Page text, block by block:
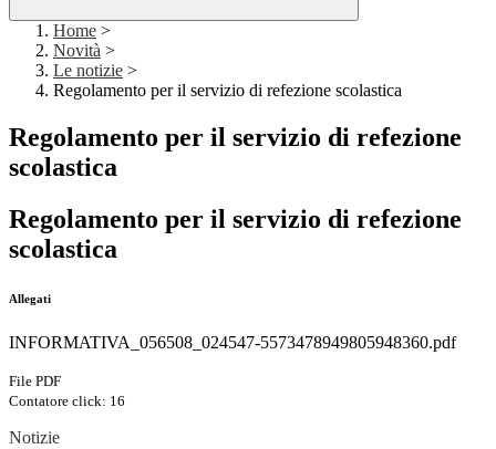
Home >
Novità >
Le notizie >
Regolamento per il servizio di refezione scolastica
Regolamento per il servizio di refezione
scolastica
Regolamento per il servizio di refezione
scolastica
Allegati
INFORMATIVA_056508_024547-5573478949805948360.pdf
File PDF
Contatore click: 16
Notizie